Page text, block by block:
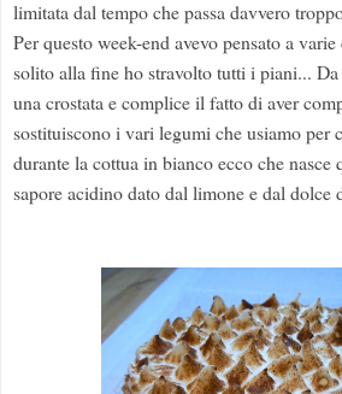
limitata dal tempo che passa davvero
Per questo week-end avevo pensato a
solito alla fine ho stravolto tutti i piani...
una crostata e complice il fatto di aver
sostituiscono i vari legumi che usiamo per
durante la cottua in bianco ecco che nasce
sapore acidino dato dal limone e dal dolce